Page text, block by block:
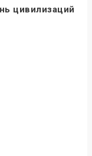
цивилизаций